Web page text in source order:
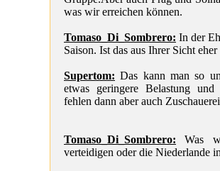
was wir erreichen können.
Tomaso_Di_Sombrero: In der
Saison. Ist das aus Ihrer Sicht
Supertom: Das kann man so
etwas geringere Belastung und
fehlen dann aber auch
Tomaso_Di_Sombrero: Was
verteidigen oder die Niederlande